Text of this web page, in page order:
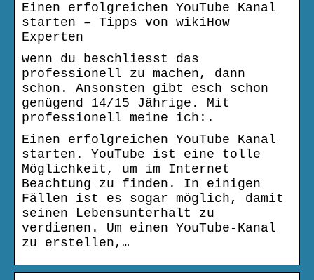
Einen erfolgreichen YouTube Kanal
starten – Tipps von wikiHow
Experten
wenn du beschliesst das
professionell zu machen, dann
schon. Ansonsten gibt esch schon
genügend 14/15 Jährige. Mit
professionell meine ich:.
Einen erfolgreichen YouTube Kanal
starten. YouTube ist eine tolle
Möglichkeit, um im Internet
Beachtung zu finden. In einigen
Fällen ist es sogar möglich, damit
seinen Lebensunterhalt zu
verdienen. Um einen YouTube-Kanal
zu erstellen,…